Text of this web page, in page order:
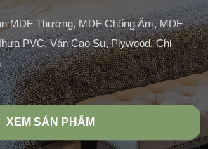
MDF Thường, MDF Chống Ẩm, MDF
PVC, Ván Cao Su, Plywood, Chỉ
XEM SẢN PHẨM